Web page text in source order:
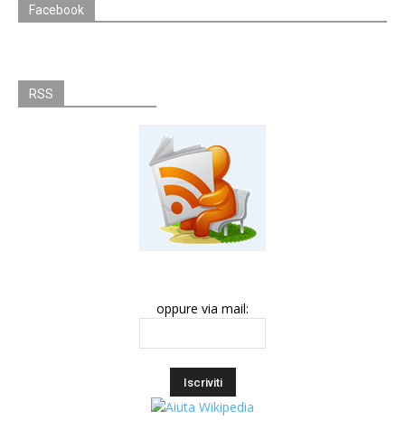
Facebook
RSS
oppure via mail: